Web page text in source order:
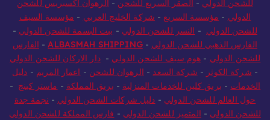
للشحن الدولي - الصقر السريع للشحن - الرهوان أكسبريس للشحن
الدولي - مؤسسة السريع - شركة الخليج العربي - مؤسسة السيف
للشحن الدولي - النسر للشحن الدولي - بيت البسمة للشحن الدولي -
الفارس الذهبي للشحن الدولي -
ALBASMAH SHIPPING
- الفارس
للشحن الدولي - هوم سيف للشحن الدولي -دار الاركان للشحن الدولي
- شركة الكوثر - شركة السعد - الرهوان للشحن - اعمار المريم - دليل
الخدمات - بريق كلين للخدمات المنزلية - بريق المملكة - ماستر كينج -
حول العالم للشحن الدولي - دليل شركات الشحن الدولي - نجمة جدة
للشحن الدولي - المتميز للشحن الدولي - فارس المملكة للشحن الدولي